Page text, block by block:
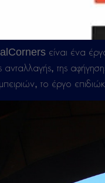
είναι ένα
ανταλλαγής, της
το έργο